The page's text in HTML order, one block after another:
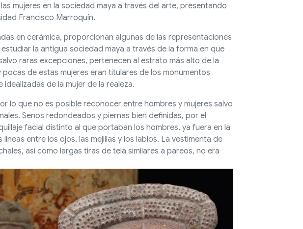
mujeres en la sociedad maya a través del arte, presentando
Francisco Marroquín.
en cerámica, proporcionan algunas de las representaciones
la antigua sociedad maya a través de la forma en que
raras excepciones, pertenecen al estrato más alto de la
de estas mujeres eran titulares de los monumentos
de la mujer de la realeza.
lo que no es posible reconocer entre hombres y mujeres salvo
Senos redondeados y piernas bien definidas, por el
facial distinto al que portaban los hombres, ya fuera en la
entre los ojos, las mejillas y los labios. La vestimenta de
así como largas tiras de tela similares a pareos, no era